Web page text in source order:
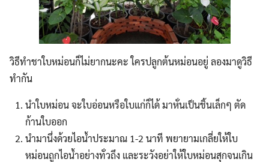
for:
Search
วิธีทำชาใบหม่อนก็ไม่ยากนะคะ ใครปลูกต้นหม่อนอยู่ ลองมาดูวิธี
ทำกัน
นำใบหม่อน จะใบอ่อนหรือใบแก่ก็ได้ มาหั่นเป็นชิ้นเล็กๆ ตัด
ก้านใบออก
นำมานึ่งด้วยไอน้ำประมาณ 1-2 นาที พยายามเกลี่ยให้ใบ
หม่อนถูกไอน้ำอย่างทั่วถึง และระวังอย่าให้ใบหม่อนสุกจนเกิน